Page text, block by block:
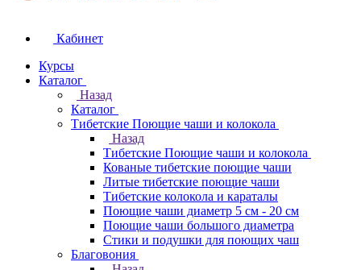
Кабинет
Курсы
Каталог
Назад
Каталог
Тибетские Поющие чаши и колокола
Назад
Тибетские Поющие чаши и колокола
Кованые тибетские поющие чаши
Литые тибетские поющие чаши
Тибетские колокола и караталы
Поющие чаши диаметр 5 см - 20 см
Поющие чаши большого диаметра
Стики и подушки для поющих чаш
Благовония